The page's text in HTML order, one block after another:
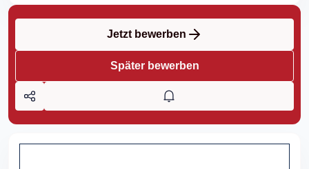
Jetzt bewerben
Später bewerben